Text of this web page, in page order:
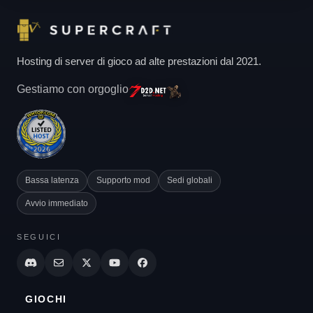
Hosting di server di gioco ad alte prestazioni dal 2021.
Gestiamo con orgoglio
Bassa latenza Supporto mod Sedi globali
Avvio immediato
SEGUICI
GIOCHI